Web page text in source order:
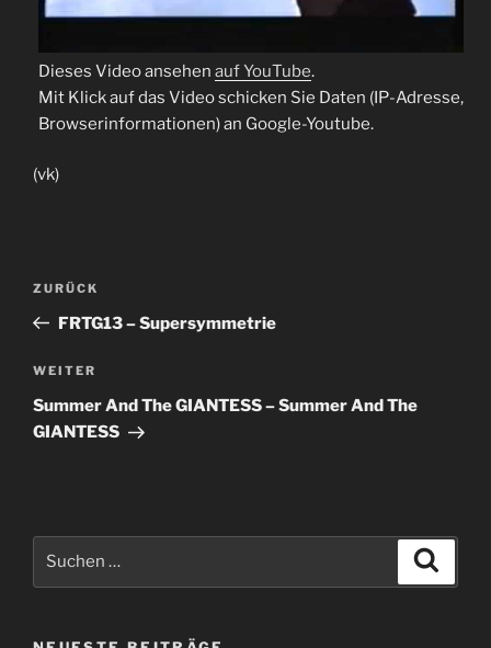
Dieses Video ansehen auf YouTube.
Mit Klick auf das Video schicken Sie Daten (IP-Adresse,
Browserinformationen) an Google-Youtube.
(vk)
Beitragsnavigation
Vorheriger
Beitrag
ZURÜCK
FRTG13 – Supersymmetrie
Nächster
Beitrag
WEITER
Summer And The GIANTESS – Summer And The
GIANTESS